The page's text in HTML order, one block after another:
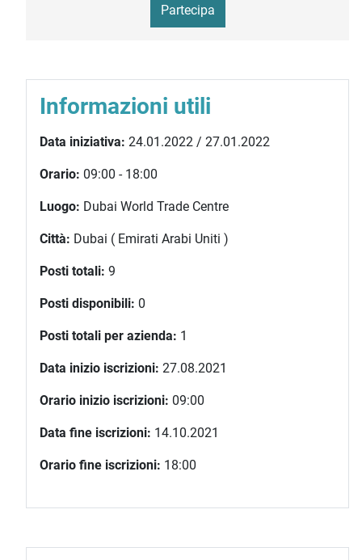
Partecipa
Informazioni utili
Data iniziativa: 24.01.2022 / 27.01.2022
Orario: 09:00 - 18:00
Luogo: Dubai World Trade Centre
Città: Dubai ( Emirati Arabi Uniti )
Posti totali: 9
Posti disponibili: 0
Posti totali per azienda: 1
Data inizio iscrizioni: 27.08.2021
Orario inizio iscrizioni: 09:00
Data fine iscrizioni: 14.10.2021
Orario fine iscrizioni: 18:00